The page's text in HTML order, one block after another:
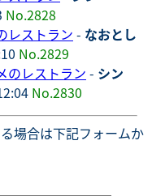
No.2828
レストラン - なおとし
No.2829
のレストラン - シン
No.2830
場合は下記フォームか